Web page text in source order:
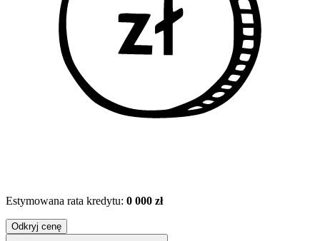
Estymowana rata kredytu: 0 000 zł
Odkryj cenę